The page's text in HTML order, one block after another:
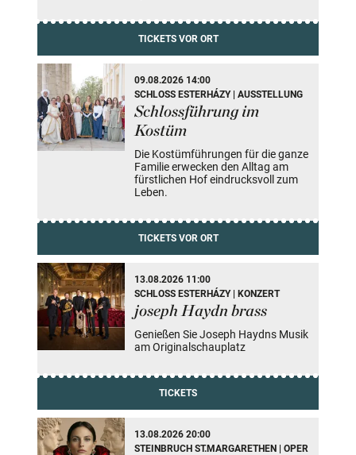
TICKETS VOR ORT
09.08.2026 14:00
SCHLOSS ESTERHÁZY | AUSSTELLUNG
Schlossführung im
Kostüm
Die Kostümführungen für die ganze
Familie erwecken den Alltag am
fürstlichen Hof eindrucksvoll zum
Leben.
TICKETS VOR ORT
13.08.2026 11:00
SCHLOSS ESTERHÁZY | KONZERT
joseph Haydn brass
Genießen Sie Joseph Haydns Musik
am Originalschauplatz
TICKETS
13.08.2026 20:00
STEINBRUCH ST.MARGARETHEN | OPER